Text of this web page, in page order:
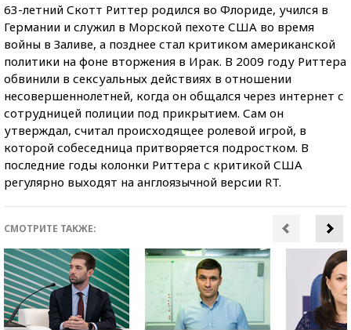
63-летний Скотт Риттер родился во Флориде, учился в
Германии и служил в Морской пехоте США во время
войны в Заливе, а позднее стал критиком американской
политики на фоне вторжения в Ирак. В 2009 году Риттера
обвинили в сексуальных действиях в отношении
несовершеннолетней, когда он общался через интернет с
сотрудницей полиции под прикрытием. Сам он
утверждал, считал происходящее ролевой игрой, в
которой собеседница притворяется подростком. В
последние годы колонки Риттера с критикой США
регулярно выходят на англоязычной версии RT.
СМОТРИТЕ ТАКЖЕ: